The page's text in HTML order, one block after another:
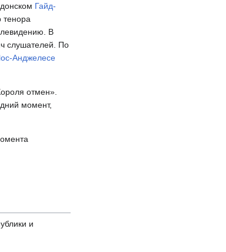
Гайд-
тенора
В
слушателей. По
Анджелесе
отмен».
момент,
и